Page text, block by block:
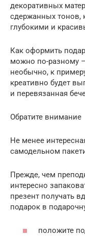
декоративных
сдержанных тонов,
глубокими и
Как оформить
можно по-разному
необычно, к
креативно будет
и перевязанная
Обратите внимание
Не менее
самодельном
Прежде, чем
интересно
презент получать
подарок в
положите